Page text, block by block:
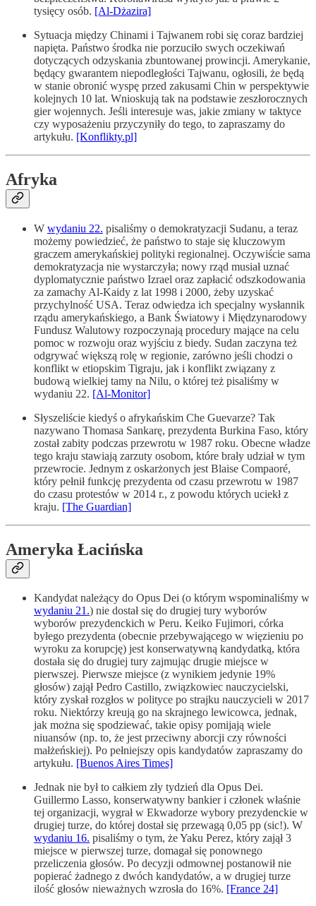
tysięcy osób. [Al-Dżazira]
Sytuacja między Chinami i Tajwanem robi się coraz bardziej
napięta. Państwo środka nie porzuciło swych oczekiwań
dotyczących odzyskania zbuntowanej prowincji. Amerykanie,
będący gwarantem niepodległości Tajwanu, ogłosili, że będą
w stanie obronić wyspę przed zakusami Chin w perspektywie
kolejnych 10 lat. Wnioskują tak na podstawie zeszłorocznych
gier wojennych. Jeśli interesuje was, jakie zmiany w taktyce
czy wyposażeniu przyczyniły do tego, to zapraszamy do
artykułu. [Konflikty.pl]
Afryka
W wydaniu 22. pisaliśmy o demokratyzacji Sudanu, a teraz
możemy powiedzieć, że państwo to staje się kluczowym
graczem amerykańskiej polityki regionalnej. Oczywiście sama
demokratyzacja nie wystarczyła; nowy rząd musiał uznać
dyplomatycznie państwo Izrael oraz zapłacić odszkodowania
za zamachy Al-Kaidy z lat 1998 i 2000, żeby uzyskać
przychylność USA. Teraz odwiedza ich specjalny wysłannik
rządu amerykańskiego, a Bank Światowy i Międzynarodowy
Fundusz Walutowy rozpoczynają procedury mające na celu
pomoc w rozwoju oraz wyjściu z biedy. Sudan zaczyna też
odgrywać większą rolę w regionie, zarówno jeśli chodzi o
konflikt w etiopskim Tigraju, jak i konflikt związany z
budową wielkiej tamy na Nilu, o której też pisaliśmy w
wydaniu 22. [Al-Monitor]
Słyszeliście kiedyś o afrykańskim Che Guevarze? Tak
nazywano Thomasa Sankarę, prezydenta Burkina Faso, który
został zabity podczas przewrotu w 1987 roku. Obecne władze
tego kraju stawiają zarzuty osobom, które brały udział w tym
przewrocie. Jednym z oskarżonych jest Blaise Compaoré,
który pełnił funkcję prezydenta od czasu przewrotu w 1987
do czasu protestów w 2014 r., z powodu których uciekł z
kraju. [The Guardian]
Ameryka Łacińska
Kandydat należący do Opus Dei (o którym wspominaliśmy w
wydaniu 21.) nie dostał się do drugiej tury wyborów
wyborów prezydenckich w Peru. Keiko Fujimori, córka
byłego prezydenta (obecnie przebywającego w więzieniu po
wyroku za korupcję) jest konserwatywną kandydatką, która
dostała się do drugiej tury zajmując drugie miejsce w
pierwszej. Pierwsze miejsce (z wynikiem jedynie 19%
głosów) zajął Pedro Castillo, związkowiec nauczycielski,
który zyskał rozgłos w polityce po strajku nauczycieli w 2017
roku. Niektórzy kreują go na skrajnego lewicowca, jednak,
jak można się spodziewać, takie opisy pomijają wiele
niuansów (np. to, że jest przeciwny aborcji czy równości
małżeńskiej). Po pełniejszy opis kandydatów zapraszamy do
artykułu. [Buenos Aires Times]
Jednak nie był to całkiem zły tydzień dla Opus Dei.
Guillermo Lasso, konserwatywny bankier i członek właśnie
tej organizacji, wygrał w Ekwadorze wybory prezydenckie w
drugiej turze, do której dostał się przewagą 0,05 pp (sic!). W
wydaniu 16. pisaliśmy o tym, że Yaku Perez, który zajął 3
miejsce w pierwszej turze, domagał się ponownego
przeliczenia głosów. Po decyzji odmownej postanowił nie
popierać żadnego z dwóch kandydatów, a w drugiej turze
ilość głosów nieważnych wzrosła do 16%. [France 24]